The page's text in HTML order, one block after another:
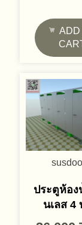
ADD
ประตูห้อง
นเลส 4